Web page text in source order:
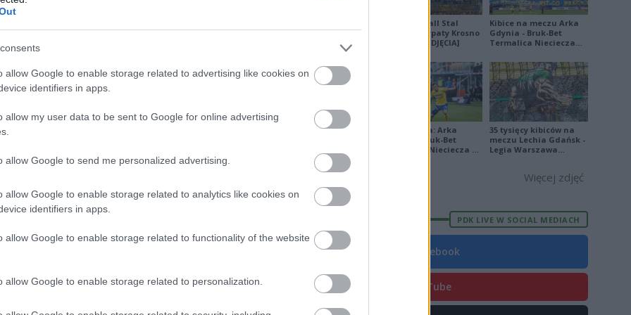
allow Google to enable storage related to advertising like cookies on
identifiers in apps.
allow my user data to be sent to Google for online advertising
allow Google to send me personalized advertising.
allow Google to enable storage related to analytics like cookies on
identifiers in apps.
allow Google to enable storage related to functionality of the website
allow Google to enable storage related to personalization.
FORMA
68 22 2 72-23
72-24
55 56-30
74-43
26 40 11 7 8 52-40
26 32 10 2 14 47-54
26 31 8 7 40-53
33-50
Derby Ekoball Stal
Sanok - Karpaty Krosno
na remis [ZDJĘCIA]
Kibice na meczu Arka
Gdynia - Bruk-Bet
Termalica Nieciecza
Ekstraklasa: Arka
Gdynia - Bruk-Bet
Termalica Nieciecza 2-
35 tysięcy kibiców na
meczu Lechia Gdańsk -
Legia Warszawa
Więcej zdjęć
PDK LIVE W SOCIAL MEDIACH
Facebook
YouTube